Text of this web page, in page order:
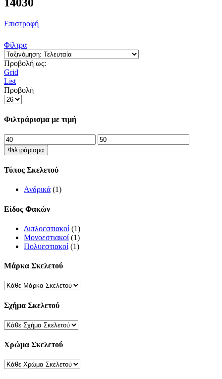
14030
Επιστροφή
Φίλτρα
Προβολή ως:
Grid
List
Προβολή
Products
page
Φιλτράρισμα με τιμή
Ελάχιστη
τιμή
Μέγιστη
τιμή
Φιλτράρισμα
Τύπος Σκελετού
Ανδρικά (1)
Είδος Φακών
Διπλοεστιακοί (1)
Μονοεστιακοί (1)
Πολυεστιακοί (1)
Μάρκα Σκελετού
Σχήμα Σκελετού
Χρώμα Σκελετού